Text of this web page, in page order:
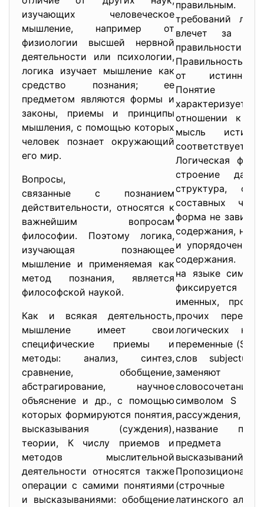
изучающих человеческое
мышление, например от
физиологии высшей нервной
деятельности или психологии,
логика изучает мышление как
средство познания; ее
предметом являются формы и
законы, приемы и принципы
мышления, с помощью которых
человек познает окружающий
его мир.
Вопросы,
связанные с познанием
действительности, относятся к
важнейшим вопросам
философии. Поэтому логика,
изучающая познающее
мышление и применяемая как
метод познания, является
философской наукой.
Как и всякая деятельность,
мышление имеет свои
специфические приемы и
методы: анализ, синтез,
сравнение, обобщение,
абстрагирование, научное
объяснение и др., с помощью
которых формируются понятия,
высказывания (суждения),
теории, К числу приемов и
методов мыслительной
деятельности относятся также
операции с самими понятиями
и высказываниями: обобщение
правильным.
требований
влечет за
Правильность
от
Понятие
характеризует
отношении к
мысль
соответствует
Логическая
строение
структура,
составных
форма не зависит
содержания, но
и упорядочения
содержания.
на языке
именных,
прочих
логических
переменные (S, Р
слов
символом S
рассуждения,
название
предмета в
высказываний.
(строчные
латинского